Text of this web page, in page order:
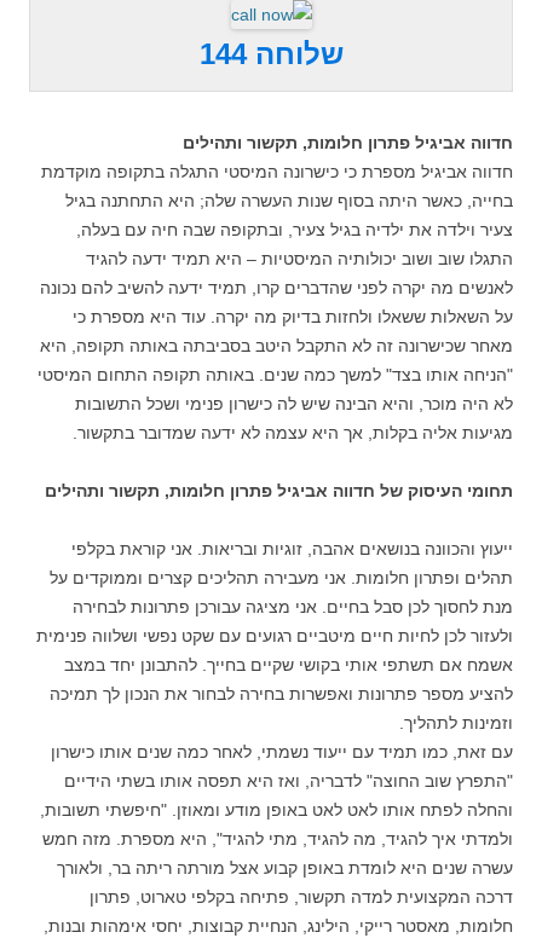
שלוחה 144
חדווה אביגיל פתרון חלומות, תקשור ותהילים
חדווה אביגיל מספרת כי כישרונה המיסטי התגלה בתקופה מוקדמת
בחייה, כאשר היתה בסוף שנות העשרה שלה; היא התחתנה בגיל
צעיר וילדה את ילדיה בגיל צעיר, ובתקופה שבה חיה עם בעלה,
התגלו שוב ושוב יכולותיה המיסטיות – היא תמיד ידעה להגיד
לאנשים מה יקרה לפני שהדברים קרו, תמיד ידעה להשיב להם נכונה
על השאלות ששאלו ולחזות בדיוק מה יקרה. עוד היא מספרת כי
מאחר שכישרונה זה לא התקבל היטב בסביבתה באותה תקופה, היא
"הניחה אותו בצד" למשך כמה שנים. באותה תקופה התחום המיסטי
לא היה מוכר, והיא הבינה שיש לה כישרון פנימי ושכל התשובות
מגיעות אליה בקלות, אך היא עצמה לא ידעה שמדובר בתקשור.
תחומי העיסוק של חדווה אביגיל פתרון חלומות, תקשור ותהילים
ייעוץ והכוונה בנושאים אהבה, זוגיות ובריאות. אני קוראת בקלפי
תהלים ופתרון חלומות. אני מעבירה תהליכים קצרים וממוקדים על
מנת לחסוך לכן סבל בחיים. אני מציגה עבורכן פתרונות לבחירה
ולעזור לכן לחיות חיים מיטביים רגועים עם שקט נפשי ושלווה פנימית
אשמח אם תשתפי אותי בקושי שקיים בחייך. להתבונן יחד במצב
להציע מספר פתרונות ואפשרות בחירה לבחור את הנכון לך תמיכה
וזמינות לתהליך.
עם זאת, כמו תמיד עם ייעוד נשמתי, לאחר כמה שנים אותו כישרון
"התפרץ שוב החוצה" לדבריה, ואז היא תפסה אותו בשתי הידיים
והחלה לפתח אותו לאט לאט באופן מודע ומאוזן. "חיפשתי תשובות,
ולמדתי איך להגיד, מה להגיד, מתי להגיד", היא מספרת. מזה חמש
עשרה שנים היא לומדת באופן קבוע אצל מורתה ריתה בר, ולאורך
דרכה המקצועית למדה תקשור, פתיחה בקלפי טארוט, פתרון
חלומות, מאסטר רייקי, הילינג, הנחיית קבוצות, יחסי אימהות ובנות,